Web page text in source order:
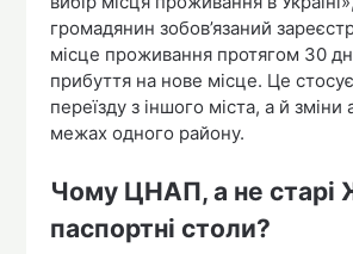
громадянин зобов’язаний
місце проживання протягом 30
прибуття на нове місце. Це
переїзду з іншого міста, а й зміни
межах одного району.
Чому ЦНАП, а не старі
паспортні столи?